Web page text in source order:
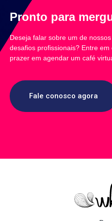
Pronto para
Deseja falar sobre um de
desafios profissionais? Entre
prazer em agendar um café
Fale conosco agora